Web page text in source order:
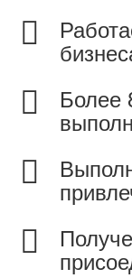
Более